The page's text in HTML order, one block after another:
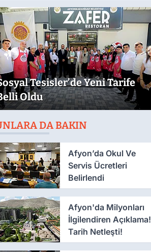
Tesisler’de Yeni Tarife
Oldu
DA BAKIN
Afyon’da Okul Ve
Servis Ücretleri
Belirlendi
Afyon'da Milyonları
İlgilendiren Açıklama!
Tarih Netleşti!